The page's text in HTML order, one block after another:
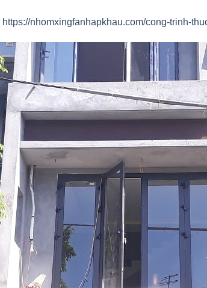
https://nhomxingfanhapkhau.com/cong-trinh-